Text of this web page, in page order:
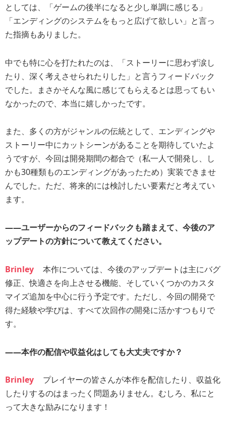
としては、「ゲームの後半になると少し単調に感じる」
「エンディングのシステムをもっと広げて欲しい」と言っ
た指摘もありました。
中でも特に心を打たれたのは、「ストーリーに思わず涙し
たり、深く考えさせられたりした」と言うフィードバック
でした。まさかそんな風に感じてもらえるとは思ってもい
なかったので、本当に嬉しかったです。
また、多くの方がジャンルの伝統として、エンディングや
ストーリー中にカットシーンがあることを期待していたよ
うですが、今回は開発期間の都合で（私一人で開発し、し
かも30種類ものエンディングがあったため）実装できませ
んでした。ただ、将来的には検討したい要素だと考えてい
ます。
――ユーザーからのフィードバックも踏まえて、今後のア
ップデートの方針について教えてください。
Brinley
本作については、今後のアップデートは主にバグ
修正、快適さを向上させる機能、そしていくつかのカスタ
マイズ追加を中心に行う予定です。ただし、今回の開発で
得た経験や学びは、すべて次回作の開発に活かすつもりで
す。
――本作の配信や収益化はしても大丈夫ですか？
Brinley
プレイヤーの皆さんが本作を配信したり、収益化
したりするのはまったく問題ありません。むしろ、私にと
って大きな励みになります！